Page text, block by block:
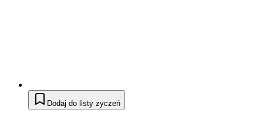
Dodaj do listy życzeń